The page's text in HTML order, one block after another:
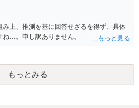
み上、推測を基に回答せざるを得ず、具体
…。申し訳ありません。
もっとみる